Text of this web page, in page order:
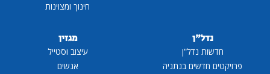
חינוך ומצוינות
נדל"ן
חדשות נדל"ן
פרויקטים חדשים בנתניה
מגזין
עיצוב וסטייל
אנשים